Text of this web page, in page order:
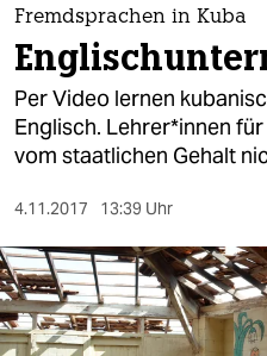
themen
politik
öko
sport
berlin
Fremdsprachen in Kuba
Per Video lernen
Englisch. Lehrer*innen
vom staatlichen Gehalt
4.11.2017 13:39 Uhr